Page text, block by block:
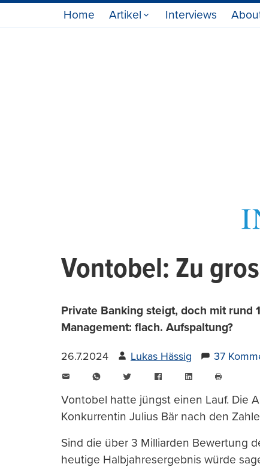
Home Artikel Interviews
Vontobel: Zu
Private Banking steigt, doch mit rund
Management: flach. Aufspaltung?
26.7.2024 Lukas Hässig 37
WhatsAppTwitter FacebookLinkedIn
drucken
Vontobel hatte jüngst einen Lauf. Die
Konkurrentin Julius Bär nach den
Sind die über 3 Milliarden Bewertung
heutige Halbjahresergebnis würde